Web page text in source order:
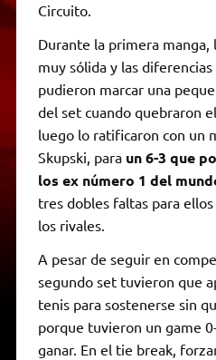
Circuito.
Durante la primera manga,
muy sólida y las
pudieron marcar una
del set cuando quebraron
luego lo ratificaron con un
Skupski, para un 6-3 que
los ex número 1 del
tres dobles faltas para
los rivales.
A pesar de seguir en
segundo set tuvieron que
tenis para sostenerse sin
porque tuvieron un game
ganar. En el tie break,